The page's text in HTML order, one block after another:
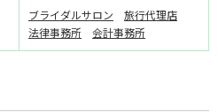
ブライダルサロン
旅行代理店
法律事務所
会計事務所